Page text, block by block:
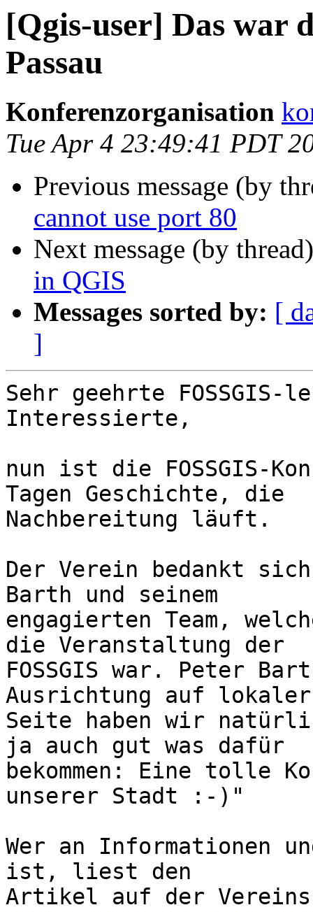
[Qgis-user] Das war
Passau
Konferenzorganisation
Tue Apr 4 23:49:41 PDT
Previous message (by
cannot use port 80
Next message (by
in QGIS
Messages sorted by: [
]
Sehr geehrte FOSSGIS-
Interessierte,
nun ist die FOSSGIS-
Tagen Geschichte, die
Nachbereitung läuft.
Der Verein bedankt
Barth und seinem
engagierten Team,
die Veranstaltung der
FOSSGIS war. Peter
Ausrichtung auf
Seite haben wir
ja auch gut was dafür
bekommen: Eine tolle
unserer Stadt :-)"
Wer an Informationen
ist, liest den